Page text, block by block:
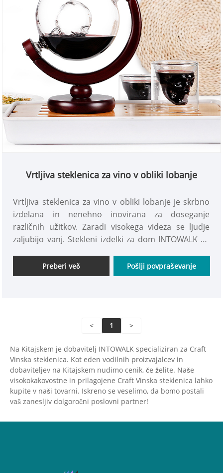
Vrtljiva steklenica za vino v obliki lobanje
Vrtljiva steklenica za vino v obliki lobanje je skrbno
izdelana in nenehno inovirana za doseganje
različnih užitkov. Zaradi visokega videza se ljudje
zaljubijo vanj. Stekleni izdelki za dom INTOWALK so
steklenice iz visokega borosilikatnega stekla,
dobavljene neposredno od proizvajalca, z ugodnimi
Preberi več Pošlji povpraševanje
< 1 >
Na Kitajskem je dobavitelj INTOWALK specializiran za Craft
Vinska steklenica. Kot eden vodilnih proizvajalcev in
dobaviteljev na Kitajskem nudimo cenik, če želite. Naše
visokokakovostne in prilagojene Craft Vinska steklenica lahko
kupite v naši tovarni. Iskreno se veselimo, da bomo postali
vaš zanesljiv dolgoročni poslovni partner!